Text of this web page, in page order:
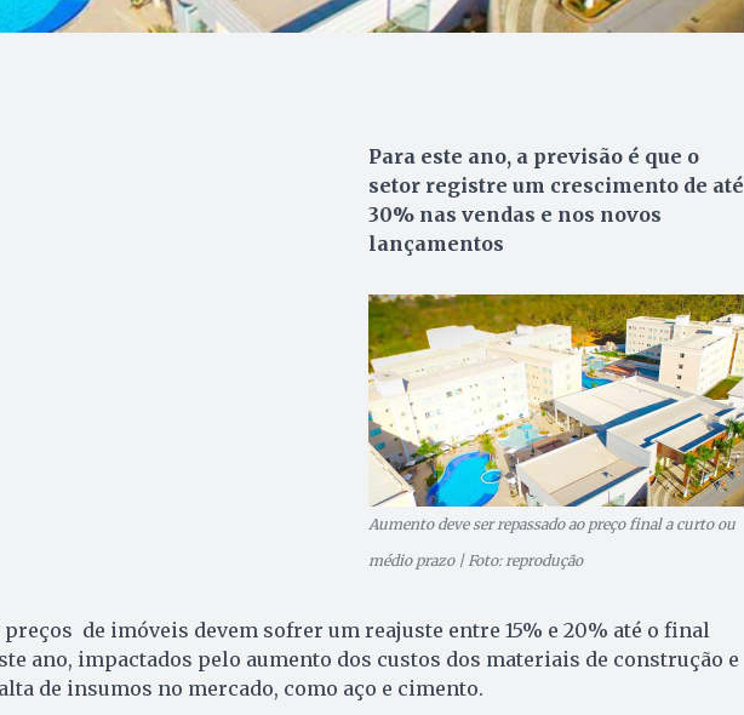
Para este ano, a previsão é que o
setor registre um crescimento de até
30% nas vendas e nos novos
lançamentos
Aumento deve ser repassado ao preço final a curto ou
médio prazo | Foto: reprodução
preços de imóveis devem sofrer um reajuste entre 15% e 20% até o final
ano, impactados pelo aumento dos custos dos materiais de construção e
de insumos no mercado, como aço e cimento.